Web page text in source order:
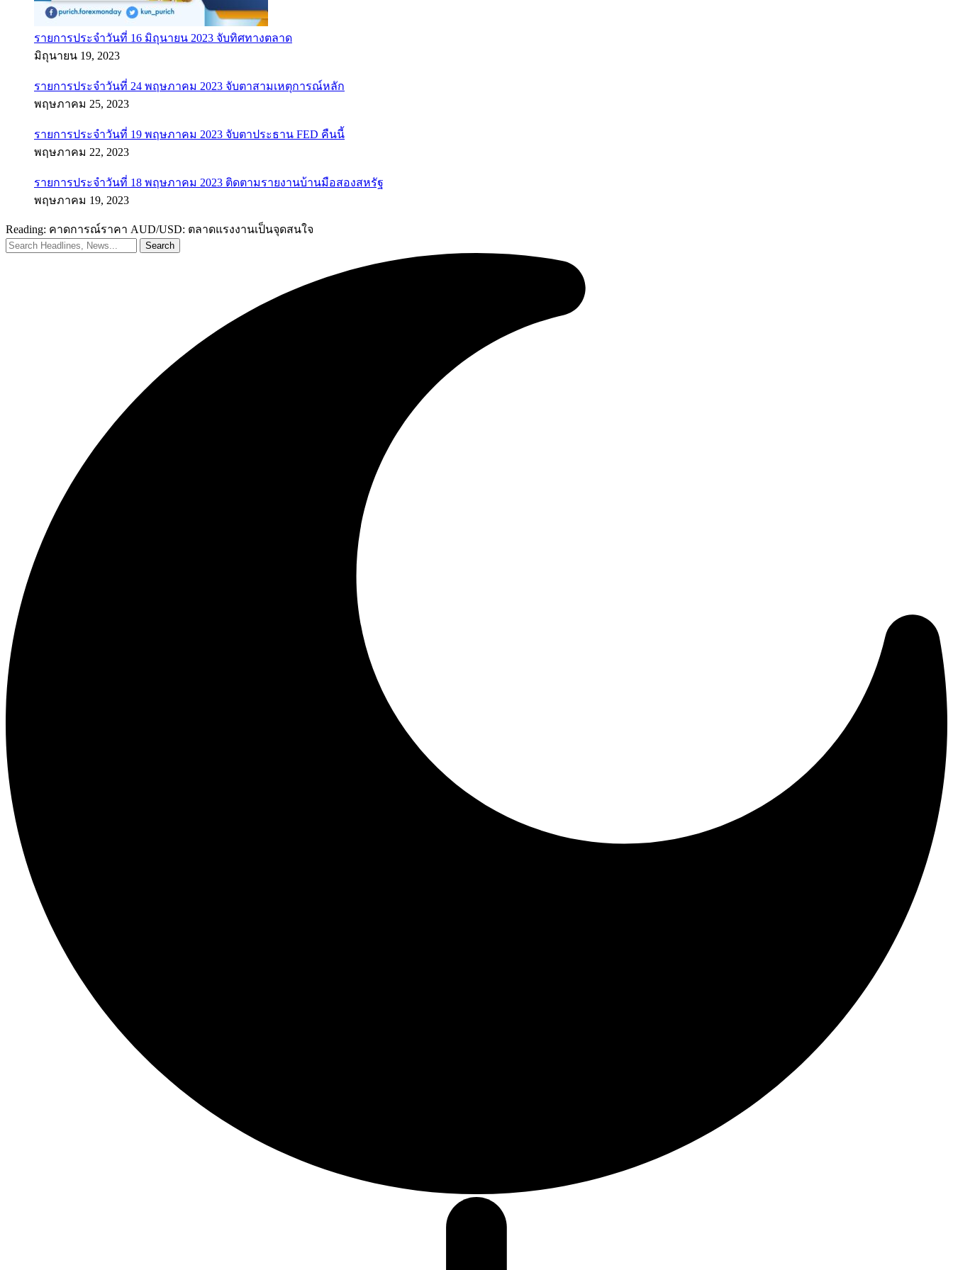
รายการประจำวันที่ 16 มิถุนายน 2023 จับทิศทางตลาด
มิถุนายน 19, 2023
รายการประจำวันที่ 24 พฤษภาคม 2023 จับตาสามเหตุการณ์หลัก
พฤษภาคม 25, 2023
รายการประจำวันที่ 19 พฤษภาคม 2023 จับตาประธาน FED คืนนี้
พฤษภาคม 22, 2023
รายการประจำวันที่ 18 พฤษภาคม 2023 ติดตามรายงานบ้านมือสองสหรัฐ
พฤษภาคม 19, 2023
Reading: คาดการณ์ราคา AUD/USD: ตลาดแรงงานเป็นจุดสนใจ